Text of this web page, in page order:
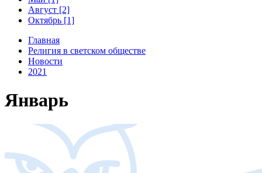
Август [2]
Октябрь [1]
Главная
Религия в светском обществе
Новости
2021
Январь